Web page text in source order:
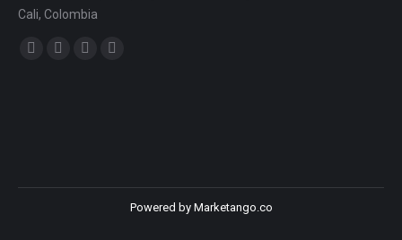
Cali, Colombia
Find us on:
Powered by Marketango.co